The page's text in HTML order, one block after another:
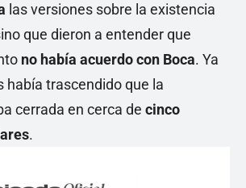
las versiones sobre la existencia
que dieron a entender que
no había acuerdo con Boca. Ya
había trascendido que la
cerrada en cerca de cinco
.